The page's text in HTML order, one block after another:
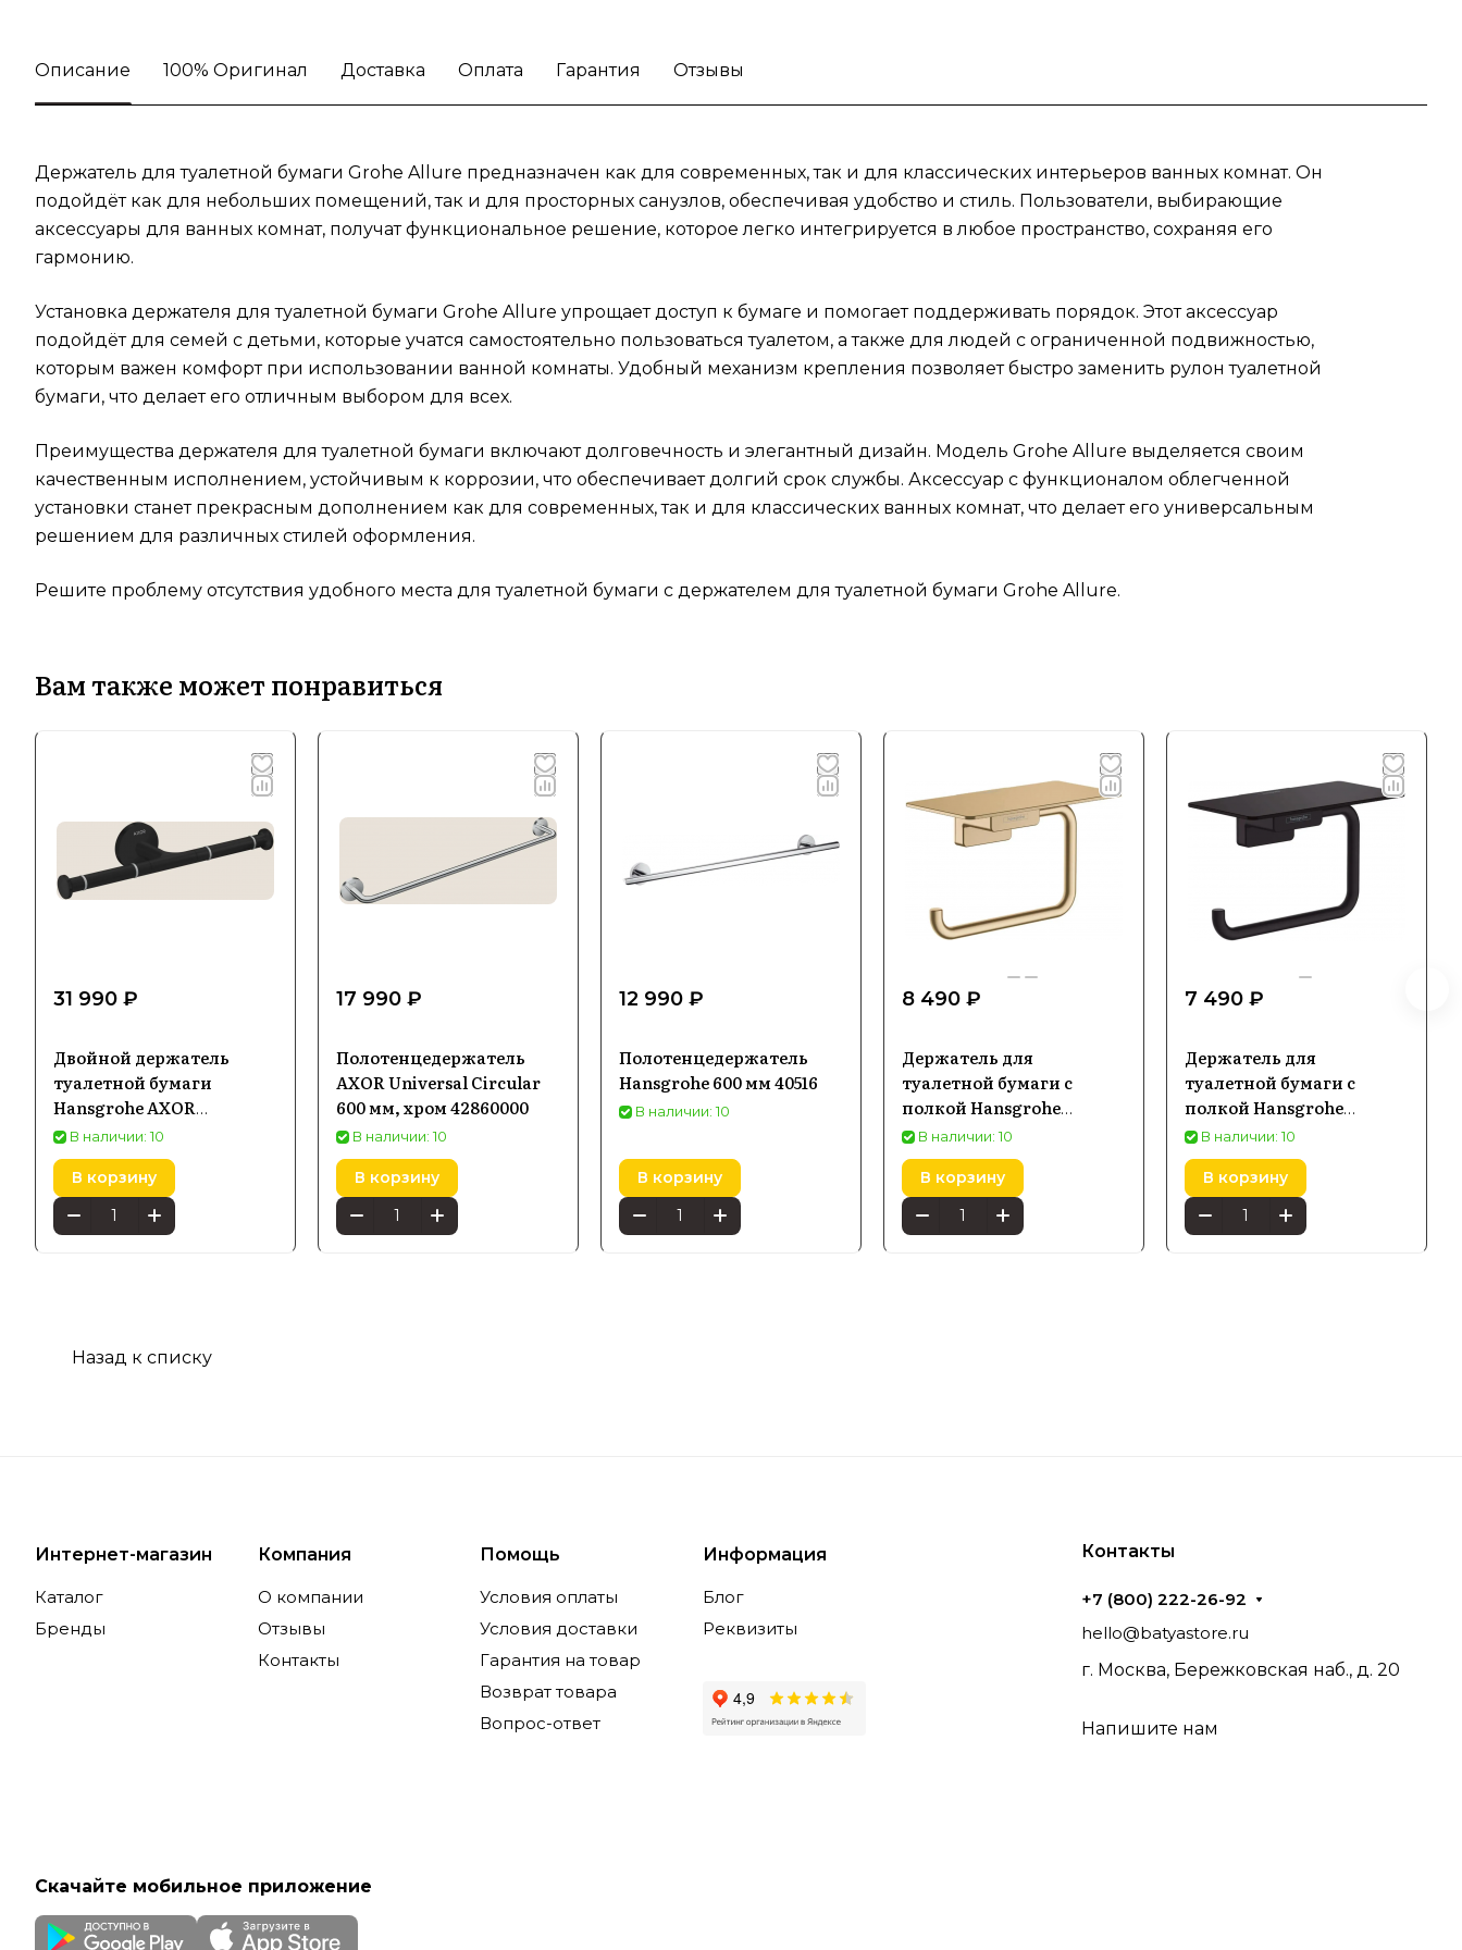
обеспечивает долгий срок службы. Аксессуар с
функционалом облегченной установки станет
комнат, что делает его универсальным
решением для различных стилей
оформления.Решите проблему отсутствия
Описание 100% Оригинал Доставка Оплата Гарантия Отзывы
Держатель для туалетной бумаги Grohe Allure предназначен как для современных, так и для классических интерьеров ванных комнат. Он
подойдёт как для небольших помещений, так и для просторных санузлов, обеспечивая удобство и стиль. Пользователи, выбирающие
аксессуары для ванных комнат, получат функциональное решение, которое легко интегрируется в любое пространство, сохраняя его
гармонию.
Установка держателя для туалетной бумаги Grohe Allure упрощает доступ к бумаге и помогает поддерживать порядок. Этот аксессуар
подойдёт для семей с детьми, которые учатся самостоятельно пользоваться туалетом, а также для людей с ограниченной подвижностью,
которым важен комфорт при использовании ванной комнаты. Удобный механизм крепления позволяет быстро заменить рулон туалетной
бумаги, что делает его отличным выбором для всех.
Преимущества держателя для туалетной бумаги включают долговечность и элегантный дизайн. Модель Grohe Allure выделяется своим
качественным исполнением, устойчивым к коррозии, что обеспечивает долгий срок службы. Аксессуар с функционалом облегченной
установки станет прекрасным дополнением как для современных, так и для классических ванных комнат, что делает его универсальным
решением для различных стилей оформления.
Решите проблему отсутствия удобного места для туалетной бумаги с держателем для туалетной бумаги Grohe Allure.
Вам также может понравиться
31 990 ₽
Двойной держатель
туалетной бумаги
Hansgrohe AXOR
Universal Circular,
черный матовый
42857670
В наличии: 10
В корзину
17 990 ₽
Полотенцедержатель
AXOR Universal Circular
600 мм, хром 42860000
В наличии: 10
В корзину
12 990 ₽
Полотенцедержатель
Hansgrohe 600 мм 40516
В наличии: 10
В корзину
8 490 ₽
Держатель для
туалетной бумаги с
полкой Hansgrohe
AddStoris, бронза
матовая 41772140
В наличии: 10
В корзину
7 490 ₽
Держатель для
туалетной бумаги с
полкой Hansgrohe
Addstoris, черный
матовый 41772670
В наличии: 10
В корзину
Назад к списку
Интернет-магазин
Каталог
Бренды
Компания
О компании
Отзывы
Контакты
Помощь
Условия оплаты
Условия доставки
Гарантия на товар
Возврат товара
Вопрос-ответ
Информация
Блог
Реквизиты
Контакты
+7 (800) 222-26-92
hello@batyastore.ru
г. Москва, Бережковская наб., д. 20
Напишите нам
Скачайте мобильное приложение